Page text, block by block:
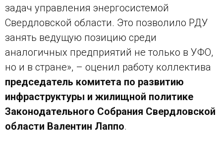
задач управления энергосистемой
Свердловской области. Это позволило РДУ
занять ведущую позицию среди
аналогичных предприятий не только в УФО,
но и в стране», – оценил работу коллектива
председатель комитета по развитию
инфраструктуры и жилищной политике
Законодательного Собрания Свердловской
области Валентин Лаппо.